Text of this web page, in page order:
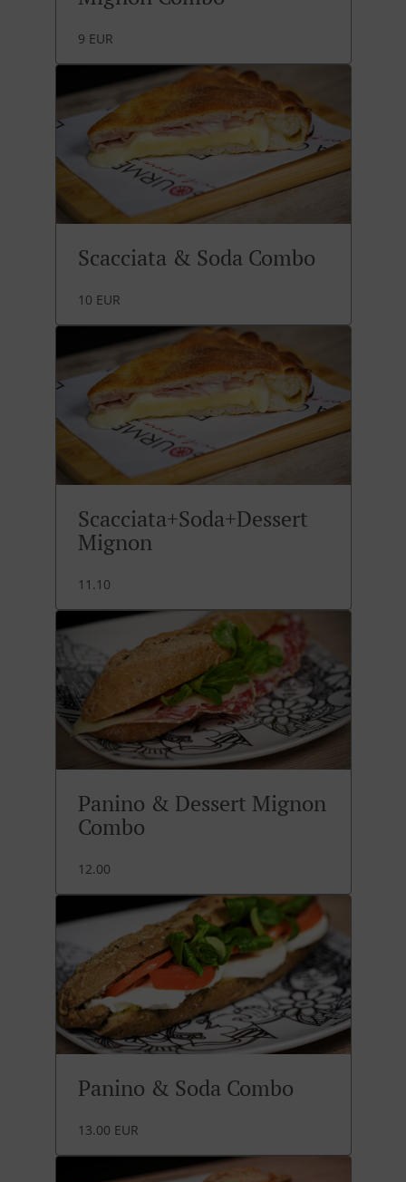
9 EUR
Scacciata & Soda Combo
10 EUR
Scacciata+Soda+Dessert
Mignon
11.10
Panino & Dessert Mignon
Combo
12.00
Panino & Soda Combo
13.00 EUR